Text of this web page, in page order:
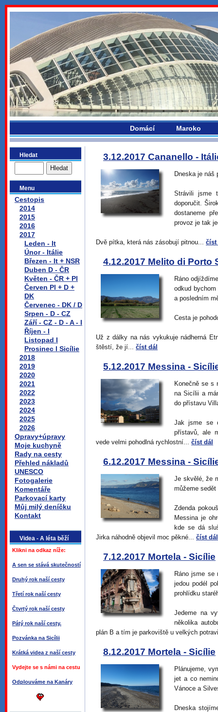
bydlikemevropou.com
Domácí Maroko
Hledat
Menu
Cestopis
2014
2015
2016
2017
Leden - It
Únor - Itálie
Březen - It + NSR
Duben D - ČR
Květen - ČR + Pl
Červen Pl + D +
DK
Červenec - DK / D
Srpen - D - CZ
Září - CZ - D - A - I
Říjen - I
Listopad I
Prosinec I Sicílie
2018
2019
2020
2021
2022
2023
2024
2025
2026
Opravy+úpravy
Moje kuchyně
Rady na cesty
Přehled nákladů
UNESCO
Fotogalerie
Komentáře
Parkovací karty
Můj milý deníčku
Kontakt
Videa - A léta běží
Klikni na odkaz níže:
A sen se stává skutečností
Druhý rok naší cesty
Třetí rok naší cesty
Čtvrtý rok naší cesty
Pátý rok naší cesty.
Pozvánka na Sicílii
Krátká videa z naší cesty
Vydejte se s námi na cestu
Odplouváme na Kanáry
3.12.2017 Cananello -
Dneska je náš
Strávili jsme
doporučit.
dostaneme
provoz je tak
Dvě pítka, která nás zásobují pitnou... číst
4.12.2017 Melito di Porto
Ráno
odkud
a posledním
Cesta je
Už z dálky na nás vykukuje nádherná
štěstí, že jí... číst dál
5.12.2017 Messina -
Konečně se s
na Sicílii a
do přístavu
Jak jsme se
přístavů, ale
vede velmi pohodlná rychlostní... číst dál
6.12.2017 Messina -
Je skvělé, že
můžeme
Zdenda
Messina je
kde se dá
Jirka náhodně objevil moc pěkné... číst dál
7.12.2017 Mortela - Sicílie
Ráno jsme se
jedou podél
prohlídku
Jedeme na
několika
plán B a tím je parkoviště u velkých
8.12.2017 Mortela - Sicílie
Plánujeme,
jet a co
Vánoce a
Dneska